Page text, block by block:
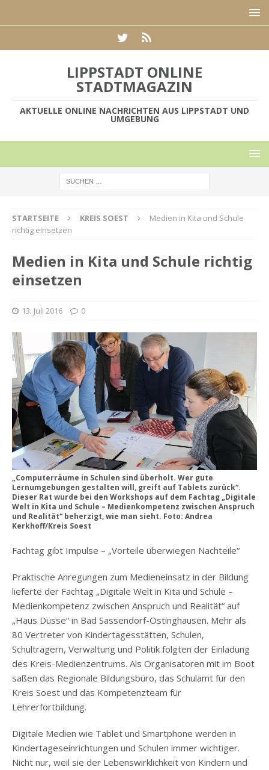
LIPPSTADT ONLINE
STADTMAGAZIN
AKTUELLE ONLINE NACHRICHTEN AUS LIPPSTADT UND
UMGEBUNG
STARTSEITE KREIS SOEST
Medien in Kita und Schule
richtig einsetzen
Medien in Kita und Schule richtig
einsetzen
13. Juli 2016 0
„Computerräume in Schulen sind überholt. Wer gute
Lernumgebungen gestalten will, greift auf Tablets zurück“.
Dieser Rat wurde bei den Workshops auf dem Fachtag „Digitale
Welt in Kita und Schule – Medienkompetenz zwischen Anspruch
und Realität“ beherzigt, wie man sieht. Foto: Andrea
Kerkhoff/Kreis Soest
Fachtag gibt Impulse – „Vorteile überwiegen Nachteile“
Praktische Anregungen zum Medieneinsatz in der Bildung
lieferte der Fachtag „Digitale Welt in Kita und Schule –
Medienkompetenz zwischen Anspruch und Realität“ auf
„Haus Düsse“ in Bad Sassendorf-Ostinghausen. Mehr als
80 Vertreter von Kindertagesstätten, Schulen,
Schulträgern, Verwaltung und Politik folgten der Einladung
des Kreis-Medienzentrums. Als Organisatoren mit im Boot
saßen das Regionale Bildungsbüro, das Schulamt für den
Kreis Soest und das Kompetenzteam für
Lehrerfortbildung.
Digitale Medien wie Tablet und Smartphone werden in
Kindertageseinrichtungen und Schulen immer wichtiger.
Nicht nur, weil sie der Lebenswirklichkeit von Kindern und